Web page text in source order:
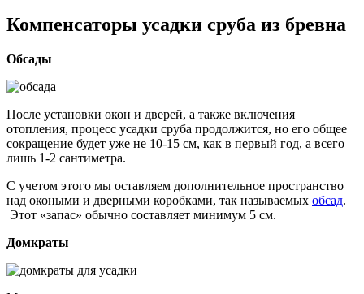
Компенсаторы усадки сруба из бревна
Обсады
После установки окон и дверей, а также включения
отопления, процесс усадки сруба продолжится, но его общее
сокращение будет уже не 10-15 см, как в первый год, а всего
лишь 1-2 сантиметра.
С учетом этого мы оставляем дополнительное пространство
над окоными и дверными коробками, так называемых обсад.
Этот «запас» обычно составляет минимум 5 см.
Домкраты